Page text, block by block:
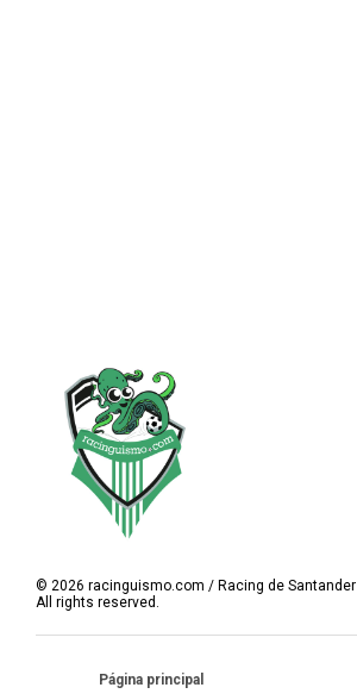
©2026 racinguismo.com / Racing de Santander
All rights reserved.
Página principal